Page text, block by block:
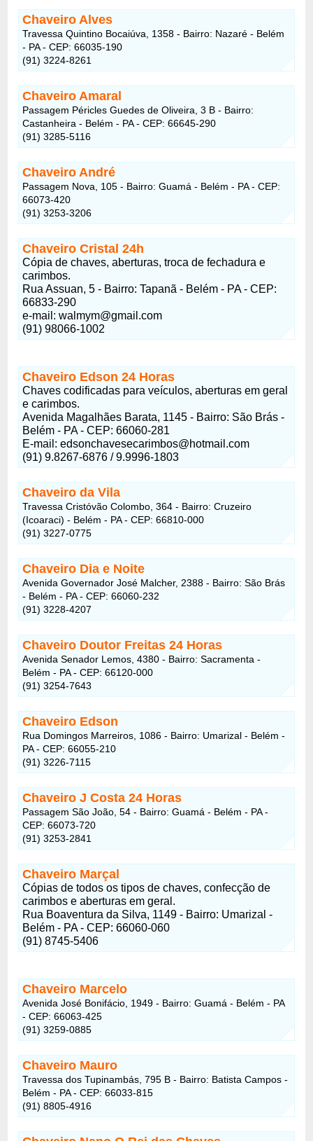
Chaveiro Alves
Travessa Quintino Bocaiúva, 1358 - Bairro: Nazaré - Belém
- PA - CEP: 66035-190
(91) 3224-8261
Chaveiro Amaral
Passagem Péricles Guedes de Oliveira, 3 B - Bairro:
Castanheira - Belém - PA - CEP: 66645-290
(91) 3285-5116
Chaveiro André
Passagem Nova, 105 - Bairro: Guamá - Belém - PA - CEP:
66073-420
(91) 3253-3206
Chaveiro Cristal 24h
Cópia de chaves, aberturas, troca de fechadura e
carimbos.
Rua Assuan, 5 - Bairro: Tapanã - Belém - PA - CEP:
66833-290
e-mail:walmym@gmail.com
(91) 98066-1002
Chaveiro Edson 24 Horas
Chaves codificadas para veículos, aberturas em geral
e carimbos.
Avenida Magalhães Barata, 1145 - Bairro: São Brás -
Belém - PA - CEP: 66060-281
E-mail:edsonchavesecarimbos@hotmail.com
(91) 9.8267-6876 / 9.9996-1803
Chaveiro da Vila
Travessa Cristóvão Colombo, 364 - Bairro: Cruzeiro
(Icoaraci) - Belém - PA - CEP: 66810-000
(91) 3227-0775
Chaveiro Dia e Noite
Avenida Governador José Malcher, 2388 - Bairro: São Brás
- Belém - PA - CEP: 66060-232
(91) 3228-4207
Chaveiro Doutor Freitas 24 Horas
Avenida Senador Lemos, 4380 - Bairro: Sacramenta -
Belém - PA - CEP: 66120-000
(91) 3254-7643
Chaveiro Edson
Rua Domingos Marreiros, 1086 - Bairro: Umarizal - Belém -
PA - CEP: 66055-210
(91) 3226-7115
Chaveiro J Costa 24 Horas
Passagem São João, 54 - Bairro: Guamá - Belém - PA -
CEP: 66073-720
(91) 3253-2841
Chaveiro Marçal
Cópias de todos os tipos de chaves, confecção de
carimbos e aberturas em geral.
Rua Boaventura da Silva, 1149 - Bairro: Umarizal -
Belém - PA - CEP: 66060-060
(91) 8745-5406
Chaveiro Marcelo
Avenida José Bonifácio, 1949 - Bairro: Guamá - Belém - PA
- CEP: 66063-425
(91) 3259-0885
Chaveiro Mauro
Travessa dos Tupinambás, 795 B - Bairro: Batista Campos -
Belém - PA - CEP: 66033-815
(91) 8805-4916